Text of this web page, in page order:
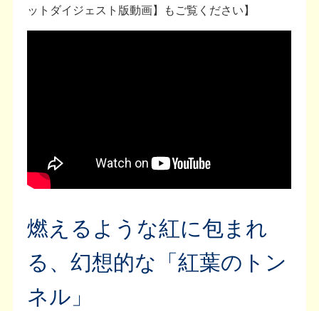
ットダイジェスト版動画】もご覧ください】
燃えるような紅に包まれ
る、幻想的な「紅葉のトン
ネル」